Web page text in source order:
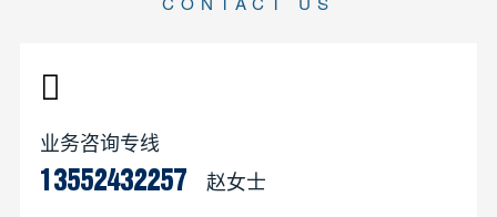
业务咨询专线
13552432257 赵女士